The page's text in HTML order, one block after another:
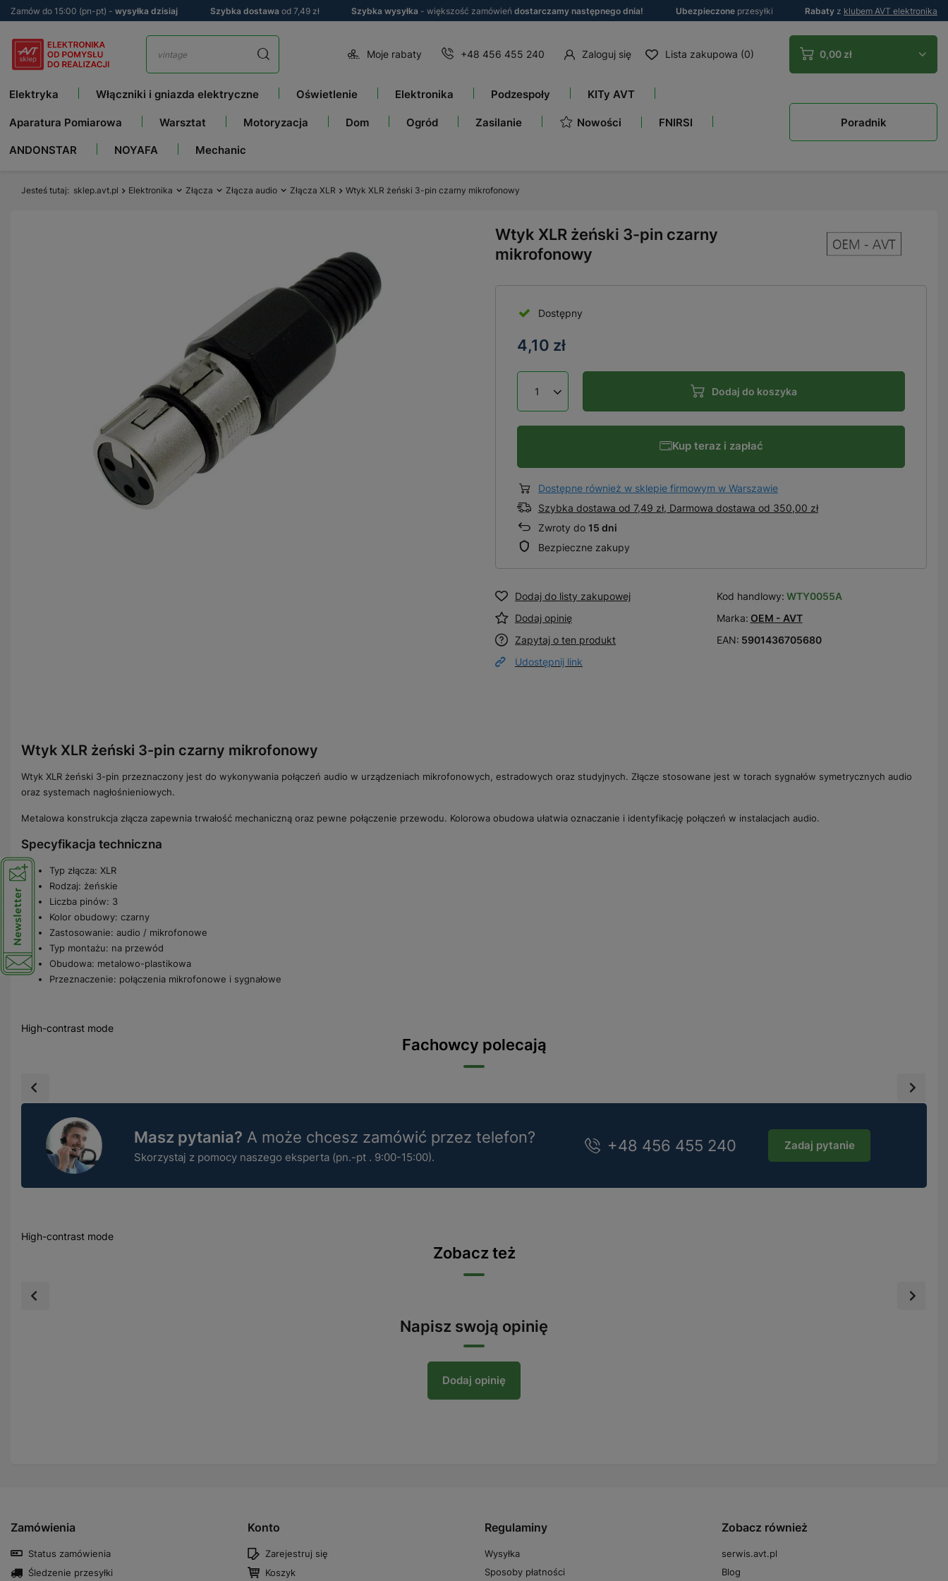
Zamów do 15:00 (pn-pt) - wysyłka dzisiaj Szybka dostawa od 7,49 zł Szybka wysyłka - większość zamówień dostarczamy następnego dnia! Ubezpieczone przesyłki Rabaty z klubem AVT elektronika
Moje rabaty +48 456 455 240 Zaloguj się Lista zakupowa (0) 0,00 zł
Elektryka Włączniki i gniazda elektryczne Oświetlenie Elektronika Podzespoły KITy AVT
Aparatura Pomiarowa Warsztat Motoryzacja Dom Ogród Zasilanie Nowości FNIRSI
ANDONSTAR NOYAFA Mechanic
Poradnik
Jesteś tutaj sklep.avt.pl Elektronika Złącza Złącza audio Złącza XLR Wtyk XLR żeński 3-pin czarny mikrofonowy
Wtyk XLR żeński 3-pin czarny
mikrofonowy
Dostępny
4,10 zł
Dodaj do koszyka
Kup teraz i zapłać
Dostępne również w sklepie firmowym w Warszawie
Szybka dostawa od 7,49 zł, Darmowa dostawa od 350,00 zł
Zwroty do 15 dni
Bezpieczne zakupy
Dodaj do listy zakupowej
Dodaj opinię
Zapytaj o ten produkt
Udostępnij link
Kod handlowy: WTY0055A
Marka: OEM - AVT
EAN: 5901436705680
Wtyk XLR żeński 3-pin czarny mikrofonowy
Wtyk XLR żeński 3-pin przeznaczony jest do wykonywania połączeń audio w urządzeniach mikrofonowych, estradowych oraz studyjnych. Złącze stosowane jest w torach sygnałów symetrycznych audio
oraz systemach nagłośnieniowych.
Metalowa konstrukcja złącza zapewnia trwałość mechaniczną oraz pewne połączenie przewodu. Kolorowa obudowa ułatwia oznaczanie i identyfikację połączeń w instalacjach audio.
Specyfikacja techniczna
Typ złącza: XLR
Rodzaj: żeńskie
Liczba pinów: 3
Kolor obudowy: czarny
Zastosowanie: audio / mikrofonowe
Typ montażu: na przewód
Obudowa: metalowo-plastikowa
Przeznaczenie: połączenia mikrofonowe i sygnałowe
High-contrast mode
Fachowcy polecają
Masz pytania? A może chcesz zamówić przez telefon?
Skorzystaj z pomocy naszego eksperta (pn.-pt . 9:00-15:00).
+48 456 455 240 Zadaj pytanie
High-contrast mode
Zobacz też
Napisz swoją opinię
Dodaj opinię
Zamówienia
Status zamówienia
Śledzenie przesyłki
Konto
Zarejestruj się
Koszyk
Regulaminy
Wysyłka
Sposoby płatności
Zobacz również
serwis.avt.pl
Blog